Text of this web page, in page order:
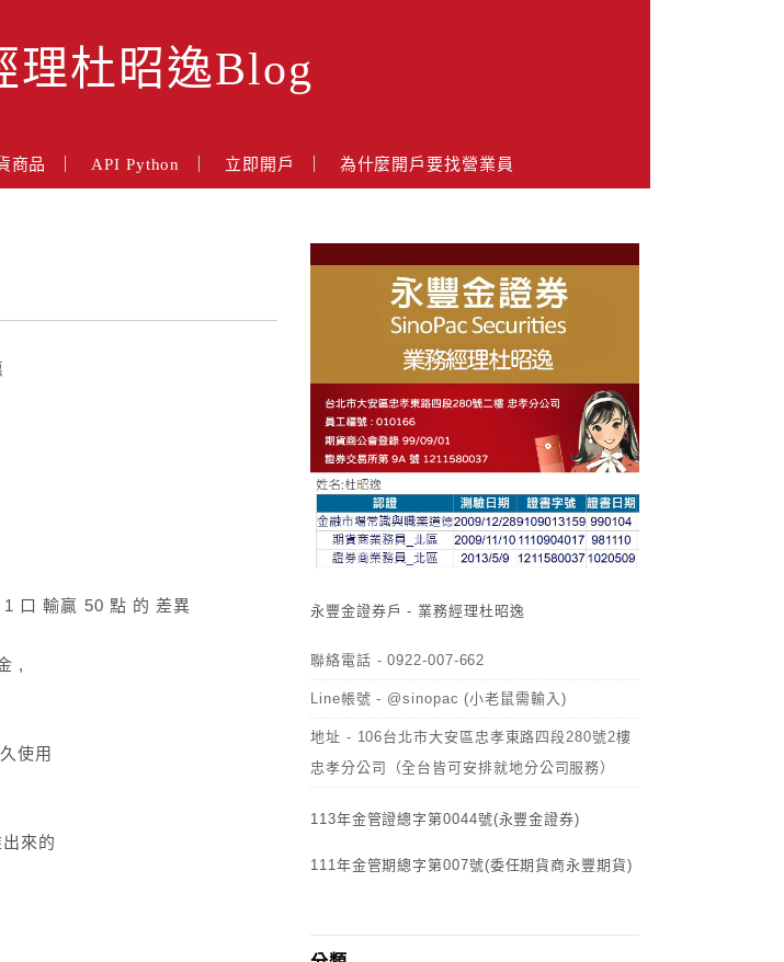
理杜昭逸Blog
商品 API Python 立即開戶 為什麼開戶要找營業員
口 輸贏 50 點 的 差異
,
使用
來的
永豐金證券戶 - 業務經理杜昭逸
聯絡電話 - 0922-007-662
Line帳號 - @sinopac (小老鼠需輸入)
地址 - 106台北市大安區忠孝東路四段280號2樓
忠孝分公司（全台皆可安排就地分公司服務）
113年金管證總字第0044號(永豐金證券)
111年金管期總字第007號(委任期貨商永豐期貨)